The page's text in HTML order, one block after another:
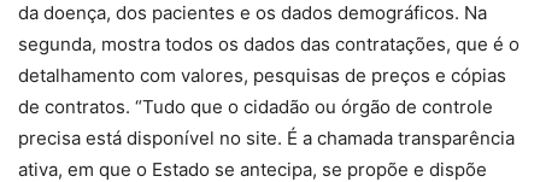
da doença, dos pacientes e os dados demográficos. Na
segunda, mostra todos os dados das contratações, que é o
detalhamento com valores, pesquisas de preços e cópias
de contratos. “Tudo que o cidadão ou órgão de controle
precisa está disponível no site. É a chamada transparência
ativa, em que o Estado se antecipa, se propõe e dispõe